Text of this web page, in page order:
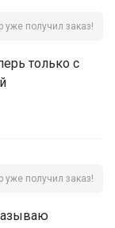
уже получил заказ!
только с
уже получил заказ!